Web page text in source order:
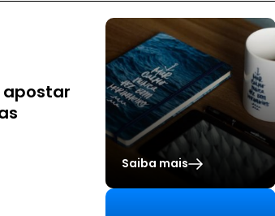
apostar
Saiba mais